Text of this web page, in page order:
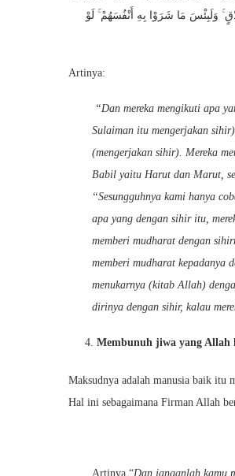
وَلَبِئْسَ مَا شَرَوْا بِهِ أَنْفُسَهُمْ ۚ لَوْ
Artinya:
“Dan mereka mengikuti apa
Sulaiman itu mengerjakan
(mengerjakan sihir). Mereka
Babil yaitu Harut dan Marut,
“Sesungguhnya kami hanya
apa yang dengan sihir itu,
memberi mudharat dengan
memberi mudharat kepadanya
menukarnya (kitab Allah)
dirinya dengan sihir, kalau
Membunuh jiwa yang Allah
Maksudnya adalah manusia baik itu
Hal ini sebagaimana Firman Allah
Artinya “Dan janganlah kamu